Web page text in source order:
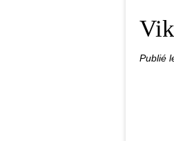
Publié